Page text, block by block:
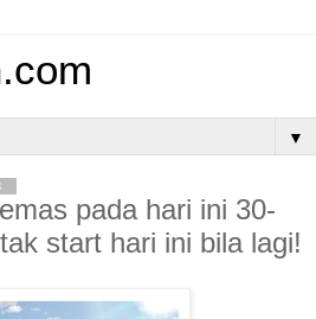
▼
pada hari ini 30-
start hari ini bila lagi!